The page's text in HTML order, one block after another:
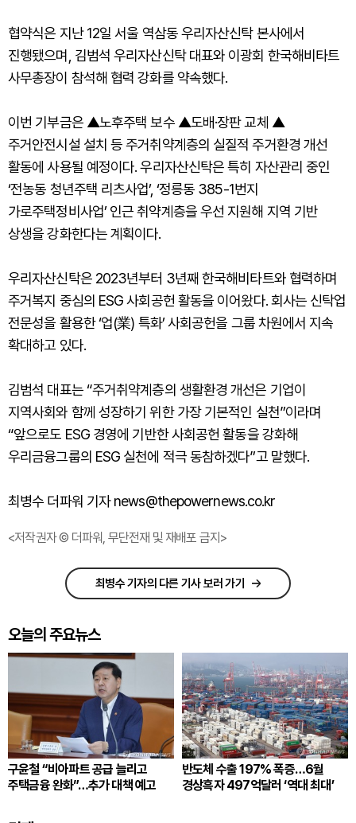
협약식은 지난 12일 서울 역삼동 우리자산신탁 본사에서
진행됐으며, 김범석 우리자산신탁 대표와 이광회 한국해비타트
사무총장이 참석해 협력 강화를 약속했다.
이번 기부금은 ▲노후주택 보수 ▲도배·장판 교체 ▲
주거안전시설 설치 등 주거취약계층의 실질적 주거환경 개선
활동에 사용될 예정이다. 우리자산신탁은 특히 자산관리 중인
‘전농동 청년주택 리츠사업’, ‘정릉동 385-1번지
가로주택정비사업’ 인근 취약계층을 우선 지원해 지역 기반
상생을 강화한다는 계획이다.
우리자산신탁은 2023년부터 3년째 한국해비타트와 협력하며
주거복지 중심의 ESG 사회공헌 활동을 이어왔다. 회사는 신탁업
전문성을 활용한 ‘업(業) 특화’ 사회공헌을 그룹 차원에서 지속
확대하고 있다.
김범석 대표는 “주거취약계층의 생활환경 개선은 기업이
지역사회와 함께 성장하기 위한 가장 기본적인 실천”이라며
“앞으로도 ESG 경영에 기반한 사회공헌 활동을 강화해
우리금융그룹의 ESG 실천에 적극 동참하겠다”고 말했다.
최병수 더파워 기자 news@thepowernews.co.kr
<저작권자 © 더파워, 무단전재 및 재배포 금지>
최병수 기자의 다른 기사 보러 가기
오늘의 주요뉴스
구윤철 “비아파트 공급 늘리고
주택금융 완화”…추가 대책 예고
반도체 수출 197% 폭증…6월
경상흑자 497억달러 ‘역대 최대’